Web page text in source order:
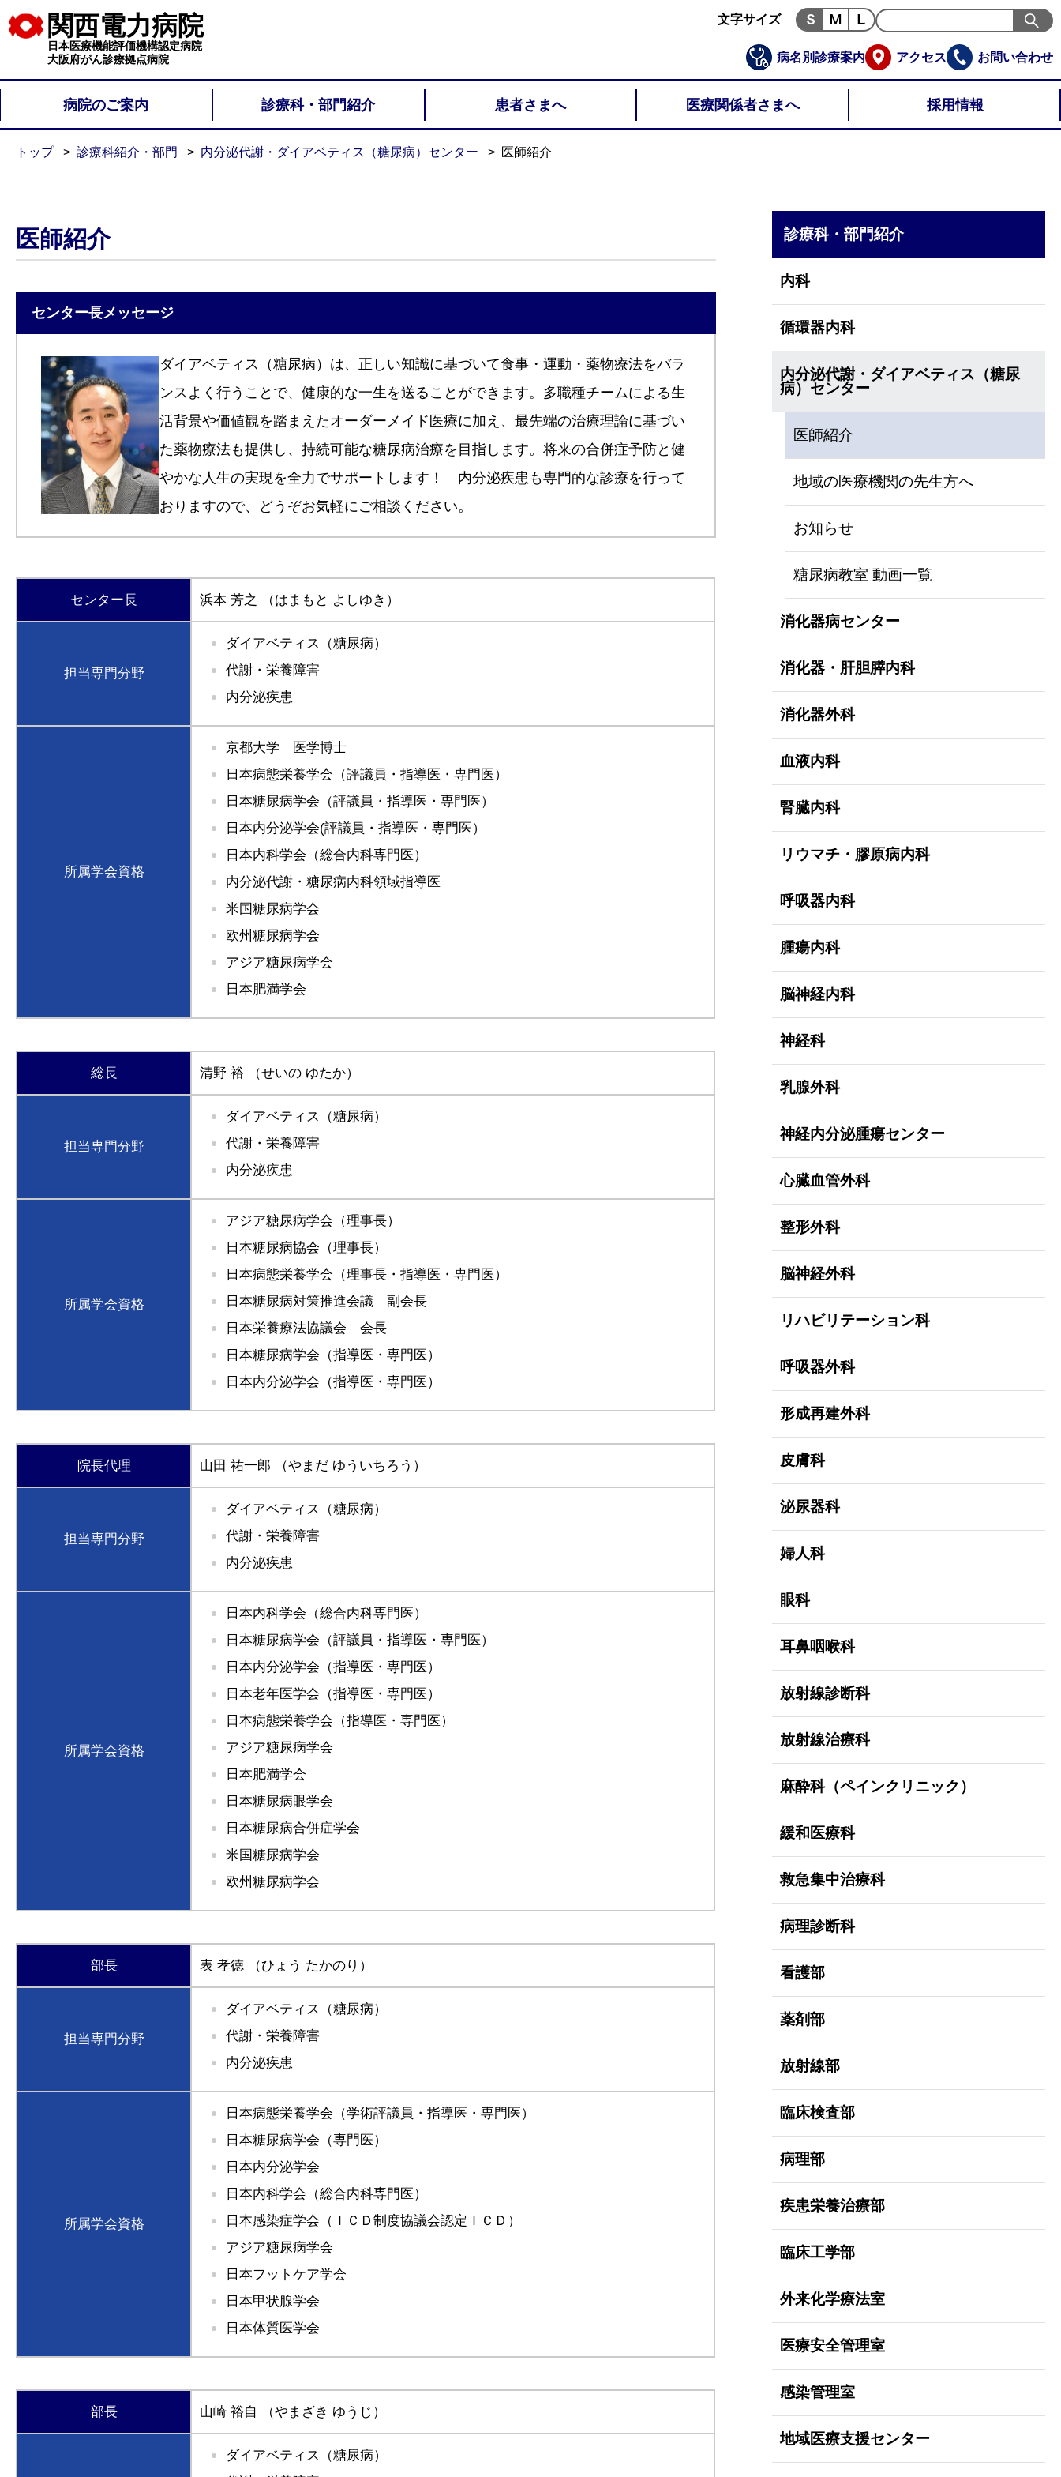
関西電力病院
日本医療機能評価機構認定病院
大阪府がん診療拠点病院
病院のご案内 診療科・部門紹介 患者さまへ 医療関係者さまへ 採用情報
文字サイズ
病名別診療案内 アクセス お問い合わせ
トップ 診療科紹介・部門 内分泌代謝・ダイアベティス（糖尿病）センター 医師紹介
医師紹介
センター長メッセージ
ダイアベティス（糖尿病）は、正しい知識に基づいて食事・運動・薬物療法をバラ
ンスよく行うことで、健康的な一生を送ることができます。多職種チームによる生
活背景や価値観を踏まえたオーダーメイド医療に加え、最先端の治療理論に基づい
た薬物療法も提供し、持続可能な糖尿病治療を目指します。将来の合併症予防と健
やかな人生の実現を全力でサポートします！ 内分泌疾患も専門的な診療を行って
おりますので、どうぞお気軽にご相談ください。
センター長 浜本 芳之 （はまもと よしゆき）
担当専門分野
ダイアベティス（糖尿病）
代謝・栄養障害
内分泌疾患
所属学会資格
京都大学 医学博士
日本病態栄養学会（評議員・指導医・専門医）
日本糖尿病学会（評議員・指導医・専門医）
日本内分泌学会(評議員・指導医・専門医）
日本内科学会（総合内科専門医）
内分泌代謝・糖尿病内科領域指導医
米国糖尿病学会
欧州糖尿病学会
アジア糖尿病学会
日本肥満学会
総長 清野 裕 （せいの ゆたか）
担当専門分野
ダイアベティス（糖尿病）
代謝・栄養障害
内分泌疾患
所属学会資格
アジア糖尿病学会（理事長）
日本糖尿病協会（理事長）
日本病態栄養学会（理事長・指導医・専門医）
日本糖尿病対策推進会議 副会長
日本栄養療法協議会 会長
日本糖尿病学会（指導医・専門医）
日本内分泌学会（指導医・専門医）
院長代理 山田 祐一郎 （やまだ ゆういちろう）
担当専門分野
ダイアベティス（糖尿病）
代謝・栄養障害
内分泌疾患
所属学会資格
日本内科学会（総合内科専門医）
日本糖尿病学会（評議員・指導医・専門医）
日本内分泌学会（指導医・専門医）
日本老年医学会（指導医・専門医）
日本病態栄養学会（指導医・専門医）
アジア糖尿病学会
日本肥満学会
日本糖尿病眼学会
日本糖尿病合併症学会
米国糖尿病学会
欧州糖尿病学会
部長 表 孝徳 （ひょう たかのり）
担当専門分野
ダイアベティス（糖尿病）
代謝・栄養障害
内分泌疾患
所属学会資格
日本病態栄養学会（学術評議員・指導医・専門医）
日本糖尿病学会（専門医）
日本内分泌学会
日本内科学会（総合内科専門医）
日本感染症学会（ＩＣＤ制度協議会認定ＩＣＤ）
アジア糖尿病学会
日本フットケア学会
日本甲状腺学会
日本体質医学会
部長 山崎 裕自 （やまざき ゆうじ）
ダイアベティス（糖尿病）
診療科・部門紹介
内科
循環器内科
内分泌代謝・ダイアベティス（糖尿
病）センター
医師紹介
地域の医療機関の先生方へ
お知らせ
糖尿病教室 動画一覧
消化器病センター
消化器・肝胆膵内科
消化器外科
血液内科
腎臓内科
リウマチ・膠原病内科
呼吸器内科
腫瘍内科
脳神経内科
神経科
乳腺外科
神経内分泌腫瘍センター
心臓血管外科
整形外科
脳神経外科
リハビリテーション科
呼吸器外科
形成再建外科
皮膚科
泌尿器科
婦人科
眼科
耳鼻咽喉科
放射線診断科
放射線治療科
麻酔科（ペインクリニック）
緩和医療科
救急集中治療科
病理診断科
看護部
薬剤部
放射線部
臨床検査部
病理部
疾患栄養治療部
臨床工学部
外来化学療法室
医療安全管理室
感染管理室
地域医療支援センター